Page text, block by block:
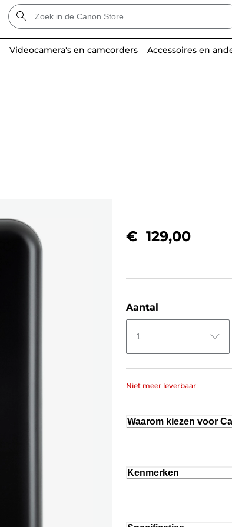
Videocamera's en camcorders Accessoires en
€ 129,00
Aantal
1
Niet meer leverbaar
Waarom kiezen voor
Kenmerken